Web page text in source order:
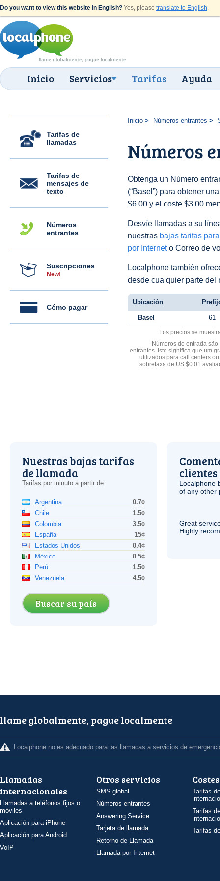
Do you want to view this website in English? Yes, please translate to English.
Inicio Servicios Tarifas Ayuda
Tarifas de
llamadas
Tarifas de
mensajes de
texto
Números
entrantes
Suscripciones
New!
Cómo pagar
Inicio Números entrantes
Números
Obtenga un Número
(“Basel”) para obtener
$6.00 y el coste $3.00
Desvíe llamadas a su
nuestras bajas tarifas
por Interneto Correo de
Localphone también
desde cualquier parte del
Ubicación
Basel 61
Los precios se
Números de entrada
entrantes. Isto significa que um
utilizados para call centers
sobretaxa de US $0.01
Nuestras bajas tarifas
de llamada
Tarifas por minuto a partir de:
Argentina
0.7¢
Chile
1.5¢
Colombia
3.5¢
España
15¢
Estados Unidos
0.4¢
México
0.5¢
Perú
1.5¢
Venezuela
4.5¢
Buscar su país
clientes
Localphone
of any other
Great
Highly
llame globalmente, pague localmente
Localphone no es adecuado para las llamadas a servicios de
Llamadas
internacionales
Llamadas a teléfonos fijos o
móviles
Aplicación para iPhone
Aplicación para Android
VoIP
Otros servicios
SMS global
Números entrantes
Answering Service
Tarjeta de llamada
Retorno de Llamada
Llamada por Internet
Costes
Tarifas
Tarifas
Tarifas